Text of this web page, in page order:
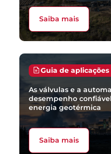
Saiba mais
Guia de aplicações
As válvulas e a
desempenho
energia geotérmica
Saiba mais